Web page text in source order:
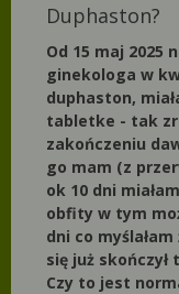
Duphaston?
Od 15 maj 2025
ginekologa w
duphaston,
tabletke - tak
zakończeniu
go mam (z
ok 10 dni
obfity w tym
dni co
się już skończył
Czy to jest